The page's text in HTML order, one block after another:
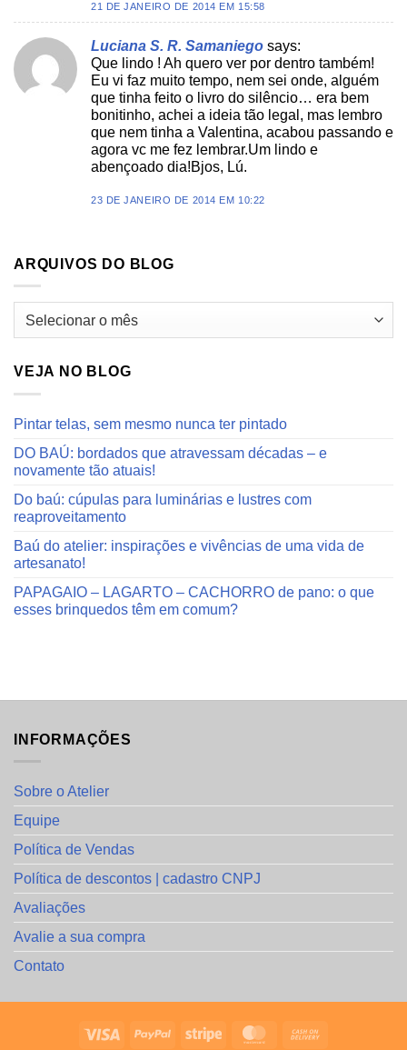
21 DE JANEIRO DE 2014 EM 15:58
Luciana S. R. Samaniego says:
Que lindo ! Ah quero ver por dentro também!
Eu vi faz muito tempo, nem sei onde, alguém
que tinha feito o livro do silêncio… era bem
bonitinho, achei a ideia tão legal, mas lembro
que nem tinha a Valentina, acabou passando e
agora vc me fez lembrar.Um lindo e
abençoado dia!Bjos, Lú.
23 DE JANEIRO DE 2014 EM 10:22
ARQUIVOS DO BLOG
VEJA NO BLOG
Pintar telas, sem mesmo nunca ter pintado
DO BAÚ: bordados que atravessam décadas – e
novamente tão atuais!
Do baú: cúpulas para luminárias e lustres com
reaproveitamento
Baú do atelier: inspirações e vivências de uma vida de
artesanato!
PAPAGAIO – LAGARTO – CACHORRO de pano: o que
esses brinquedos têm em comum?
INFORMAÇÕES
Sobre o Atelier
Equipe
Política de Vendas
Política de descontos | cadastro CNPJ
Avaliações
Avalie a sua compra
Contato